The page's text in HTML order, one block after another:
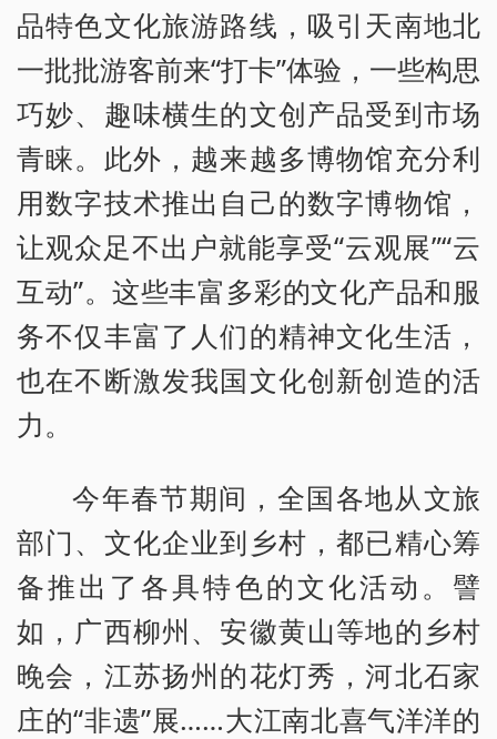
品特色文化旅游路线，吸引天南地北
一批批游客前来“打卡”体验，一些构思
巧妙、趣味横生的文创产品受到市场
青睐。此外，越来越多博物馆充分利
用数字技术推出自己的数字博物馆，
让观众足不出户就能享受“云观展”“云
互动”。这些丰富多彩的文化产品和服
务不仅丰富了人们的精神文化生活，
也在不断激发我国文化创新创造的活
力。
今年春节期间，全国各地从文旅
部门、文化企业到乡村，都已精心筹
备推出了各具特色的文化活动。譬
如，广西柳州、安徽黄山等地的乡村
晚会，江苏扬州的花灯秀，河北石家
庄的“非遗”展……大江南北喜气洋洋的